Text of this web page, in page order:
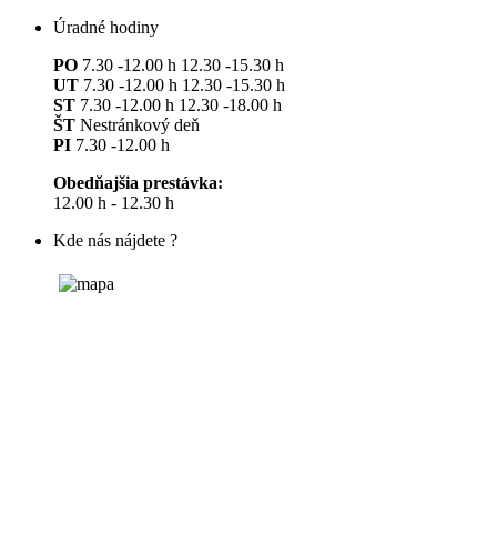
Úradné hodiny
PO 7.30 -12.00 h 12.30 -15.30 h
UT 7.30 -12.00 h 12.30 -15.30 h
ST 7.30 -12.00 h 12.30 -18.00 h
ŠT Nestránkový deň
PI 7.30 -12.00 h
Obedňajšia prestávka:
12.00 h - 12.30 h
Kde nás nájdete ?